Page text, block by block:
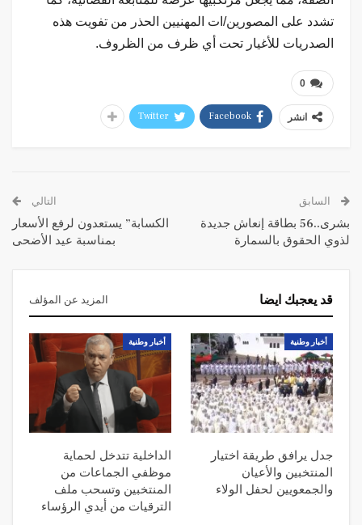
تشدد على المصورين/ات المهنيين الحذر من تفويت هذه
الصدريات للأغيار تحت أي ظرف من الظروف.
0
انشر Facebook
Twitter
السابق
بشرى..56 بطاقة إنعاش جديدة
لذوي الحقوق بالسمارة
التالي
الكسابة” يستعدون لرفع الأسعار
بمناسبة عيد الأضحى
قد يعجبك ايضا المزيد عن المؤلف
أخبار وطنية
جدل يرافق طريقة اختيار
المنتخبين والأعيان
والجمعويين لحفل الولاء
أخبار وطنية
الداخلية تتدخل لحماية
موظفي الجماعات من
المنتخبين وتسحب ملف
الترقيات من أيدي الرؤساء